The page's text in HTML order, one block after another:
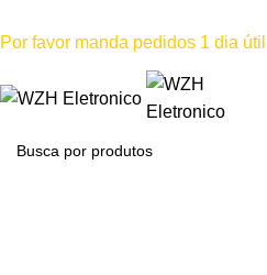
Por favor manda pedidos 1 dia